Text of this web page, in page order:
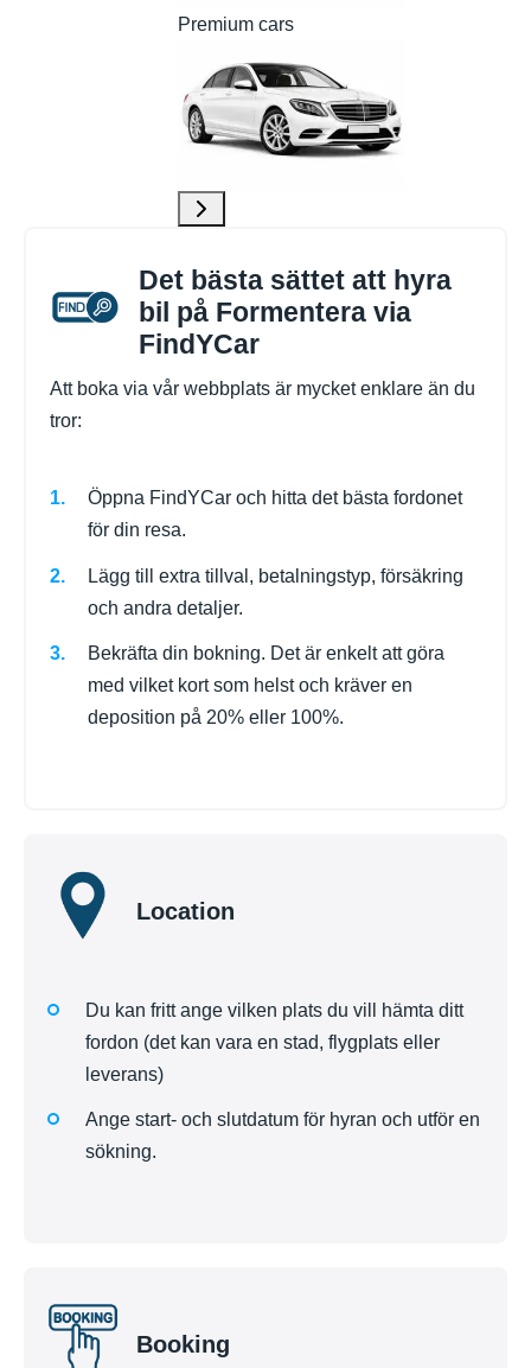
Premium cars
Det bästa sättet att hyra
bil på Formentera via
FindYCar
Att boka via vår webbplats är mycket enklare än du
tror:
Öppna FindYCar och hitta det bästa fordonet
för din resa.
Lägg till extra tillval, betalningstyp, försäkring
och andra detaljer.
Bekräfta din bokning. Det är enkelt att göra
med vilket kort som helst och kräver en
deposition på 20% eller 100%.
Location
Du kan fritt ange vilken plats du vill hämta ditt
fordon (det kan vara en stad, flygplats eller
leverans)
Ange start- och slutdatum för hyran och utför en
sökning.
Booking